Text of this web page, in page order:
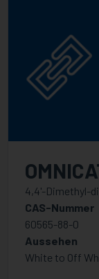
4,4'-Dimethyl-
CAS-Nummer
60565-88-0
Aussehen
White to Off